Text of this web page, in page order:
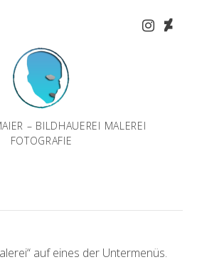
– BILDHAUEREI MALEREI
FOTOGRAFIE
auf eines der Untermenüs.